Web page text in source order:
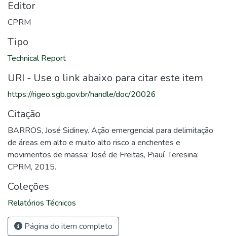
Editor
CPRM
Tipo
Technical Report
URI - Use o link abaixo para citar este item
https://rigeo.sgb.gov.br/handle/doc/20026
Citação
BARROS, José Sidiney. Ação emergencial para delimitação
de áreas em alto e muito alto risco a enchentes e
movimentos de massa: José de Freitas, Piauí. Teresina:
CPRM, 2015.
Coleções
Relatórios Técnicos
Página do item completo